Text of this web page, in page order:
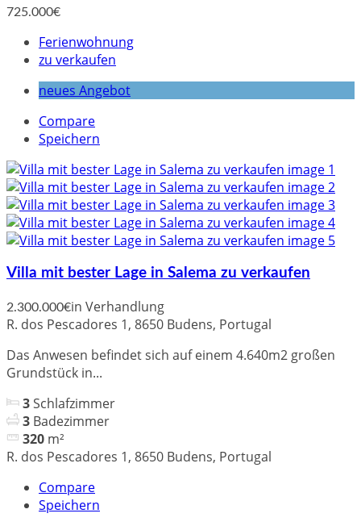
725.000€
Ferienwohnung
zu verkaufen
neues Angebot
Compare
Speichern
Villa mit bester Lage in Salema zu verkaufen
2.300.000€in Verhandlung
R. dos Pescadores 1, 8650 Budens, Portugal
Das Anwesen befindet sich auf einem 4.640m2 großen
Grundstück in...
3Schlafzimmer
3 Badezimmer
320 m²
R. dos Pescadores 1, 8650 Budens, Portugal
Compare
Speichern